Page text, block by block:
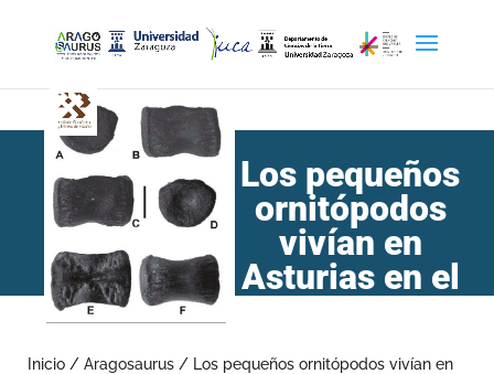
Los pequeños
ornitópodos
vivían en
Asturias en el
Inicio / Aragosaurus / Los pequeños ornitópodos vivían en